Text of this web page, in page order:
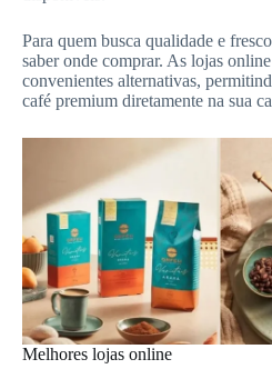
Para quem busca qualidade e
saber onde comprar. As lojas
convenientes alternativas,
café premium diretamente na sua
Melhores lojas online